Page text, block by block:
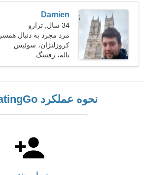
Damien
34 سال, ترازو
مرد مجرد به دنبال همسر
کروزلنژان، سوئیس
باله، رفتینگ
نحوه عملکرد CheDatingGo